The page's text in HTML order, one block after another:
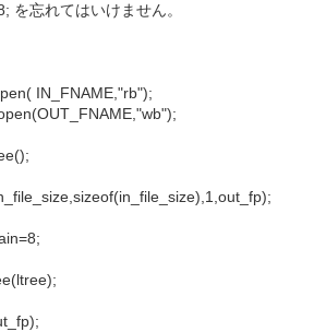
を忘れてはいけません。
IN_FNAME,"rb");